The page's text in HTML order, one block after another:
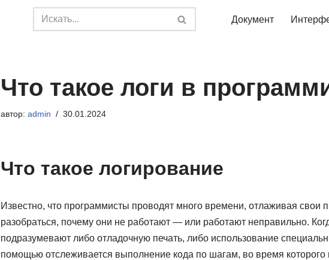
Документ
Что такое логи в
автор: admin 30.01.2024
Что такое логирование
Известно, что программисты проводят много времени, отлаживая свои
разобраться, почему они не работают — или работают неправильно.
подразумевают либо отладочную печать, либо использование
помощью отслеживается выполнение кода по шагам, во время которого